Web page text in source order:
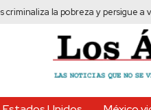
la pobreza y persigue a